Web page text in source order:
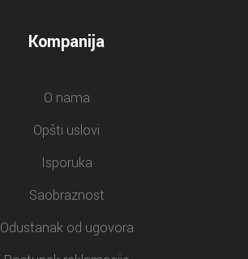
Kompanija
O nama
Opšti uslovi
Isporuka
Saobraznost
Odustanak od ugovora